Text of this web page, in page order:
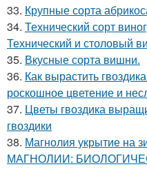
33. Крупные сорта
34. Технический сорт
Технический и столовый
35. Вкусные сорта вишни.
36. Как вырастить
роскошное цветение и
37. Цветы гвоздика
гвоздики
38. Магнолия укрытие
МАГНОЛИИ: